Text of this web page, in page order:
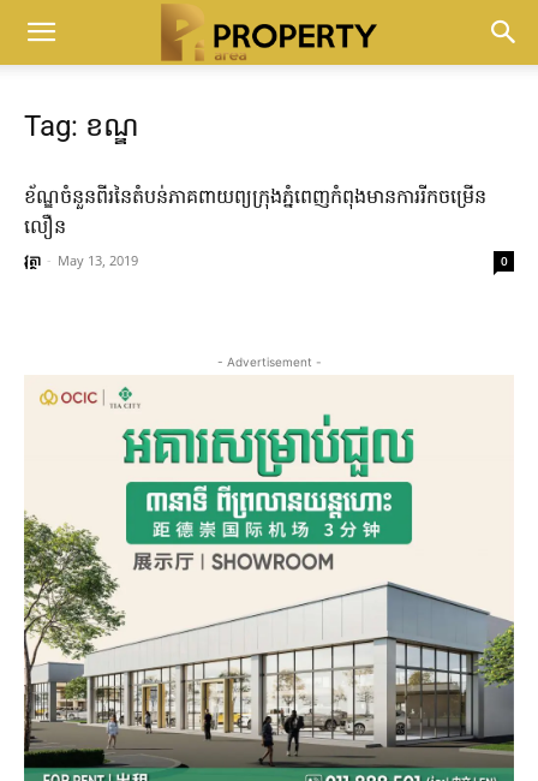
Tag: ខណ្ឌ
ខ័ណ្ឌ​ចំនួន​ពីរ​នៃ​តំបន់​ភាគ​ពាយព្យ​ក្រុងភ្នំពេញ​កំពុង​មានការ​រីកចម្រើន​
លឿន​
វុត្ថា - May 13, 2019 0
- Advertisement -